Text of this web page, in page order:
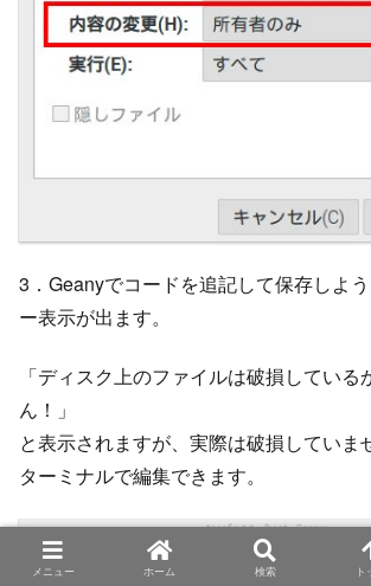
3．Geanyでコードを追記して保存しよ
ー表示が出ます。
「ディスク上のファイルは破損している
ん！」
と表示されますが、実際は破損していま
ターミナルで編集できます。
メニュー ホーム 検索 ト